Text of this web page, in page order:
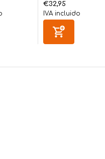
€32,95
IVA incluido